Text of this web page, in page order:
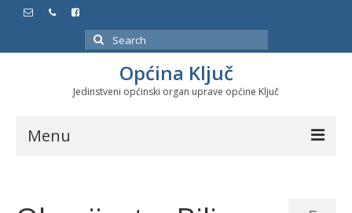
Search
for:
Općina Ključ
Jedinstveni općinski organ uprave općine Ključ
Menu